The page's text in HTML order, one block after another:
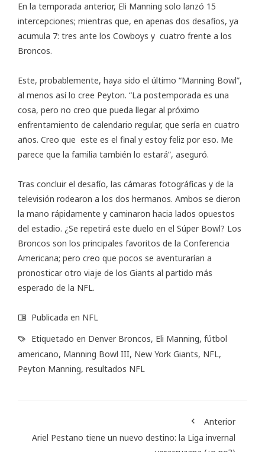
En la temporada anterior, Eli Manning solo lanzó 15
intercepciones; mientras que, en apenas dos desafíos, ya
acumula 7: tres ante los Cowboys y cuatro frente a los
Broncos.
Este, probablemente, haya sido el último “Manning Bowl”,
al menos así lo cree Peyton. “La postemporada es una
cosa, pero no creo que pueda llegar al próximo
enfrentamiento de calendario regular, que sería en cuatro
años. Creo que este es el final y estoy feliz por eso. Me
parece que la familia también lo estará”, aseguró.
Tras concluir el desafío, las cámaras fotográficas y de la
televisión rodearon a los dos hermanos. Ambos se dieron
la mano rápidamente y caminaron hacia lados opuestos
del estadio. ¿Se repetirá este duelo en el Súper Bowl? Los
Broncos son los principales favoritos de la Conferencia
Americana; pero creo que pocos se aventurarían a
pronosticar otro viaje de los Giants al partido más
esperado de la NFL.
Publicada en NFL
Etiquetado en Denver Broncos, Eli Manning, fútbol
americano, Manning Bowl III, New York Giants, NFL,
Peyton Manning, resultados NFL
Anterior
Ariel Pestano tiene un nuevo destino: la Liga invernal